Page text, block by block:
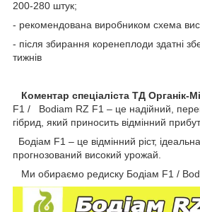
200-280 штук;
- рекомендована виробником схема
- після збирання коренеплоди здатні
тижнів
Коментар спеціаліста ТД Органік-
F1 / Bodiam RZ F1 – це надійний,
гібрид, який приносить відмінний
Бодіам F1 – це відмінний ріст,
прогнозований високий урожай.
Ми обираємо редиску Бодіам F1 /